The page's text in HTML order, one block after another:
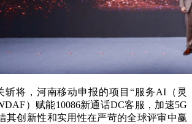
将，河南移动申报的项目“服务AI（灵
）赋能10086新通话DC客服，加速5G
其创新性和实用性在严苛的全球评审中赢